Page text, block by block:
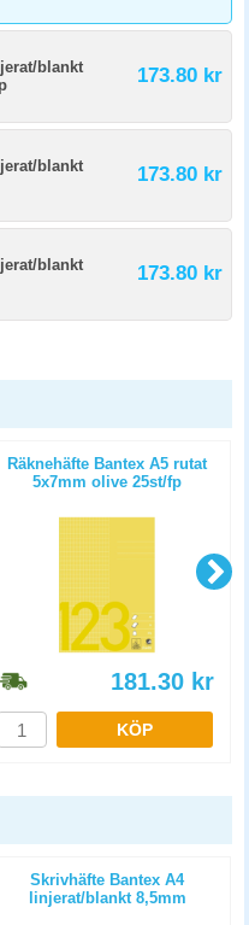
blankt
173.80 kr
blankt
173.80 kr
blankt
173.80 kr
Räknehäfte Bantex A5 rutat
5x7mm olive 25st/fp
181.30 kr
KÖP
Skrivhäfte Bantex A4
linjerat/blankt 8,5mm